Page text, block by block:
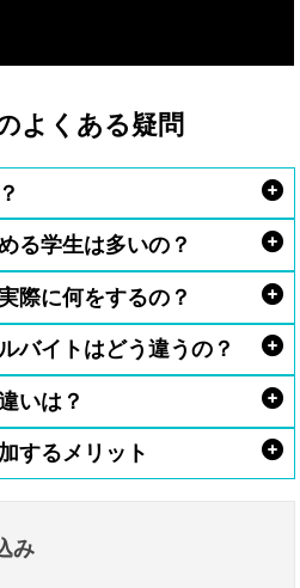
よくある疑問
る学生は多いの？
際に何をするの？
バイトはどう違うの？
いは？
するメリット
み